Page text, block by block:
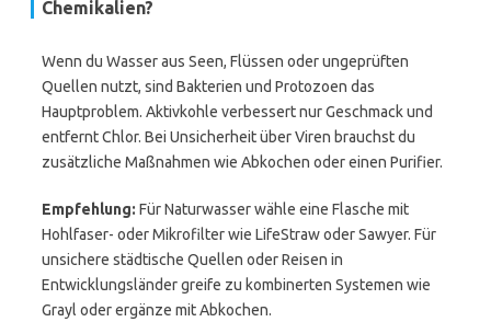
Chemikalien?
Wenn du Wasser aus Seen, Flüssen oder ungeprüften
Quellen nutzt, sind Bakterien und Protozoen das
Hauptproblem. Aktivkohle verbessert nur Geschmack und
entfernt Chlor. Bei Unsicherheit über Viren brauchst du
zusätzliche Maßnahmen wie Abkochen oder einen Purifier.
Empfehlung: Für Naturwasser wähle eine Flasche mit
Hohlfaser- oder Mikrofilter wie LifeStraw oder Sawyer. Für
unsichere städtische Quellen oder Reisen in
Entwicklungsländer greife zu kombinerten Systemen wie
Grayl oder ergänze mit Abkochen.